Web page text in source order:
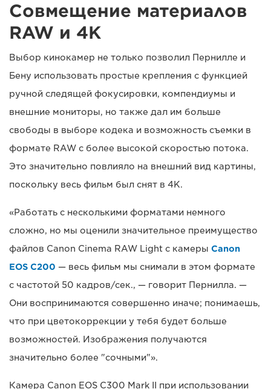
Совмещение материалов
RAW и 4K
Выбор кинокамер не только позволил Пернилле и
Бену использовать простые крепления с функцией
ручной следящей фокусировки, компендиумы и
внешние мониторы, но также дал им больше
свободы в выборе кодека и возможность съемки в
формате RAW с более высокой скоростью потока.
Это значительно повлияло на внешний вид картины,
поскольку весь фильм был снят в 4K.
«Работать с несколькими форматами немного
сложно, но мы оценили значительное преимущество
файлов Canon Cinema RAW Light с камеры Canon
EOS C200 — весь фильм мы снимали в этом формате
с частотой 50 кадров/сек., — говорит Пернилла. —
Они воспринимаются совершенно иначе; понимаешь,
что при цветокоррекции у тебя будет больше
возможностей. Изображения получаются
значительно более "сочными"».
Камера Canon EOS C300 Mark II при использовании